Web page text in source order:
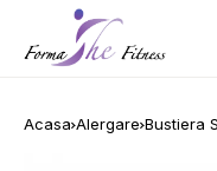
Acasa Alergare Bustiera